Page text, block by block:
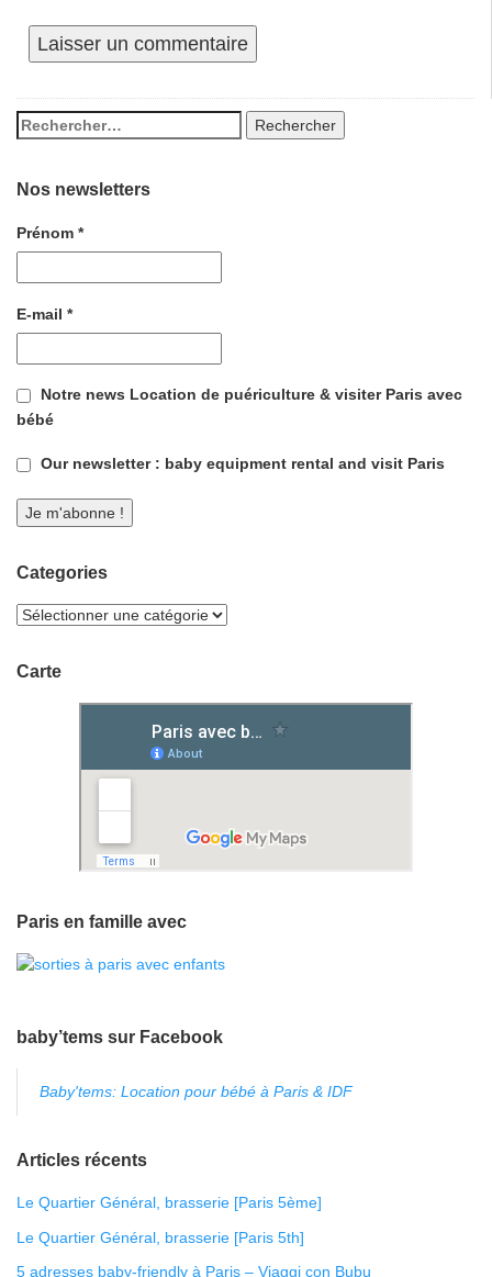
Nos newsletters
Prénom *
E-mail *
Notre news Location de puériculture & visiter Paris avec
bébé
Our newsletter : baby equipment rental and visit Paris
Categories
Carte
Paris en famille avec
baby’tems sur Facebook
Baby'tems: Location pour bébé à Paris & IDF
Articles récents
Le Quartier Général, brasserie [Paris 5ème]
Le Quartier Général, brasserie [Paris 5th]
5 adresses baby-friendly à Paris – Viaggi con Bubu